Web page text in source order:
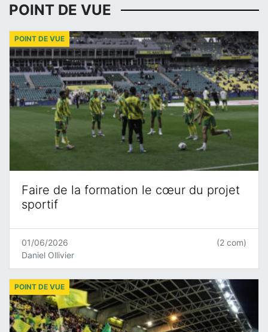
POINT DE VUE
Faire de la formation le cœur du projet
sportif
POINT DE VUE
01/06/2026
Daniel Ollivier
(2 com)
POINT DE VUE